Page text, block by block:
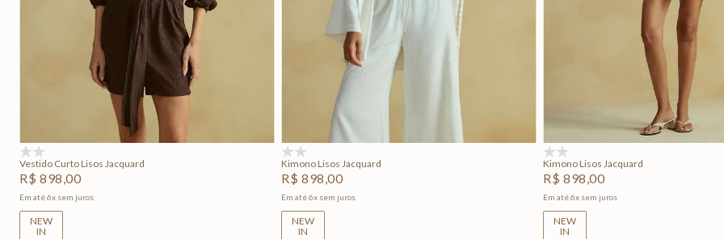
P M G
Adicionar na sacola
Vestido Curto Lisos Jacquard
R$ 898,00
Em até6x sem juros
NEW
IN
Kimono Lisos Jacquard
R$ 898,00
Em até6x sem juros
NEW
IN
Adicionar na sacola
Kimono Lisos Jacquard
R$ 898,00
Em até6x sem juros
NEW
IN